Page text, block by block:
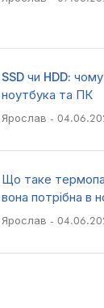
SSD чи HDD:
ноутбука та ПК
Ярослав -
Що таке
вона потрібна в
Ярослав -